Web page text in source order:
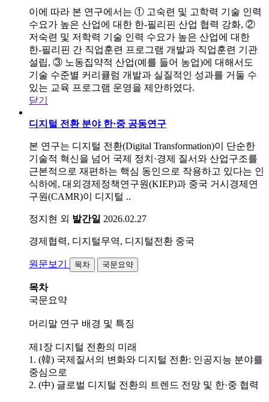
이에 따라 본 연구에서는 ① 고숙련 및 고학력 기술 인력
수요가 높은 산업에 대한 한-필리핀 산업 협력 강화, ②
저숙련 및 저학력 기술 인력 수요가 높은 산업에 대한
한-필리핀 간 직업훈련 프로그램 개발과 직업훈련 기관
설립, ③ 노동집약적 산업(예를 들어 농업)에 대해서도
기술 수준별 커리큘럼 개발과 실질적인 성과를 거둘 수
있는 교육 프로그램 운영을 제안하였다.
닫기
디지털 전환 분야 한·중 공동연구
본 연구는 디지털 전환(Digital Transformation)이 단순한
기술적 혁신을 넘어 국제 정치·경제 질서와 산업구조를
근본적으로 재편하는 핵심 동인으로 작용하고 있다는 인
식하에, 대외경제정책연구원(KIEP)과 중국 거시경제연
구원(CAMR)이 디지털 ..
정지현 외 발간일 2026.02.27
경제협력, 디지털무역, 디지털전환 중국
원문보기 목차 국문요약
목차
국문요약
머리말 연구 배경 및 특징
제1장 디지털 전환의 미래
1. (韓) 국제질서의 변화와 디지털 전환: 인공지능 분야를
중심으로
2. (中) 글로벌 디지털 전환의 트렌드 전망 및 한·중 협력